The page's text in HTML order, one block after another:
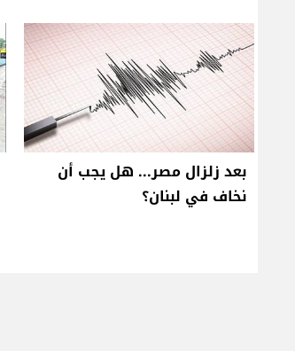
بعد زلزال مصر... هل يجب أن
نخاف في لبنان؟